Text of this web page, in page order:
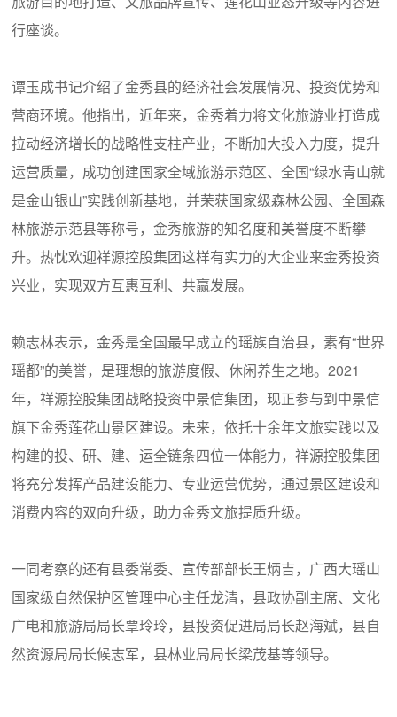
行座谈。
谭玉成书记介绍了金秀县的经济社会发展情况、投资优势和
营商环境。他指出，近年来，金秀着力将文化旅游业打造成
拉动经济增长的战略性支柱产业，不断加大投入力度，提升
运营质量，成功创建国家全域旅游示范区、全国“绿水青山就
是金山银山”实践创新基地，并荣获国家级森林公园、全国森
林旅游示范县等称号，金秀旅游的知名度和美誉度不断攀
升。热忱欢迎祥源控股集团这样有实力的大企业来金秀投资
兴业，实现双方互惠互利、共赢发展。
赖志林表示，金秀是全国最早成立的瑶族自治县，素有“世界
瑶都”的美誉，是理想的旅游度假、休闲养生之地。2021
年，祥源控股集团战略投资中景信集团，现正参与到中景信
旗下金秀莲花山景区建设。未来，依托十余年文旅实践以及
构建的投、研、建、运全链条四位一体能力，祥源控股集团
将充分发挥产品建设能力、专业运营优势，通过景区建设和
消费内容的双向升级，助力金秀文旅提质升级。
一同考察的还有县委常委、宣传部部长王炳吉，广西大瑶山
国家级自然保护区管理中心主任龙清，县政协副主席、文化
广电和旅游局局长覃玲玲，县投资促进局局长赵海斌，县自
然资源局局长候志军，县林业局局长梁茂基等领导。